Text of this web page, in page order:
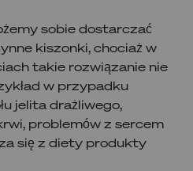
sobie dostarczać
kiszonki, chociaż w
takie rozwiązanie nie
w przypadku
jelita drażliwego,
problemów z sercem
się z diety produkty